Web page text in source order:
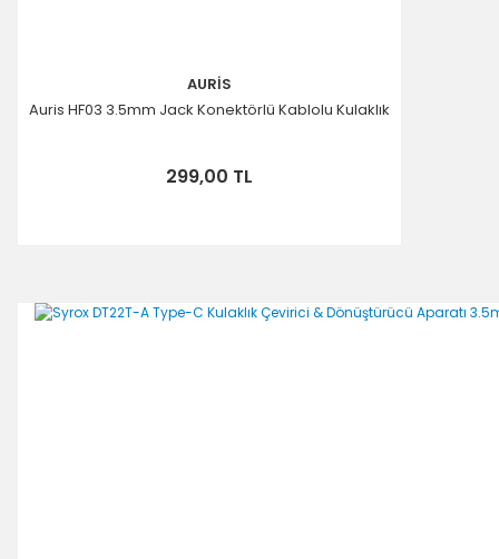
AURİS
Auris HF03 3.5mm Jack Konektörlü Kablolu Kulaklık
299,00 TL